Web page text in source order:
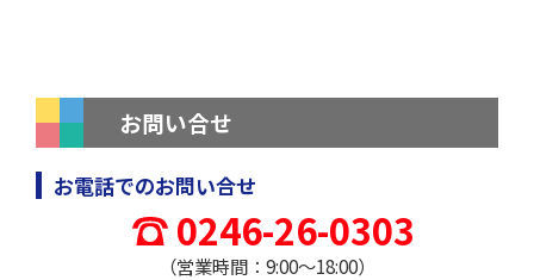
お問い合せ
お電話でのお問い合せ
0246-26-0303
（営業時間：9:00～18:00）